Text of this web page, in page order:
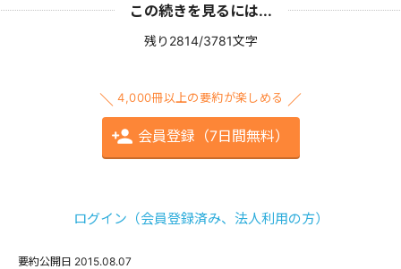
この続きを見るには...
残り2814/3781文字
4,000冊以上の要約が楽しめる
会員登録（7日間無料）
ログイン（会員登録済み、法人利用の方）
要約公開日 2015.08.07